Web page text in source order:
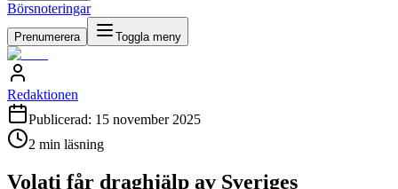
Börsnoteringar
Prenumerera Toggla meny
Redaktionen
Publicerad: 15 november 2025
2 min läsning
Volati får draghjälp av Sveriges